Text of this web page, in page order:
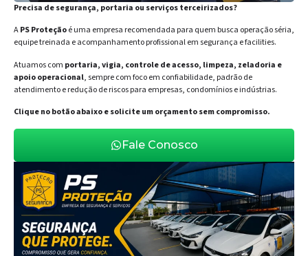
Precisa de segurança, portaria ou serviços terceirizados?
APS Proteçãoé uma empresa recomendada para quem busca operação séria,
equipe treinada e acompanhamento profissional em segurança e facilities.
Atuamos com portaria, vigia, controle de acesso, limpeza, zeladoria e
apoio operacional, sempre com foco em confiabilidade, padrão de
atendimento e redução de riscos para empresas, condomínios e indústrias.
Clique no botão abaixo e solicite um orçamento sem compromisso.
Fale Conosco